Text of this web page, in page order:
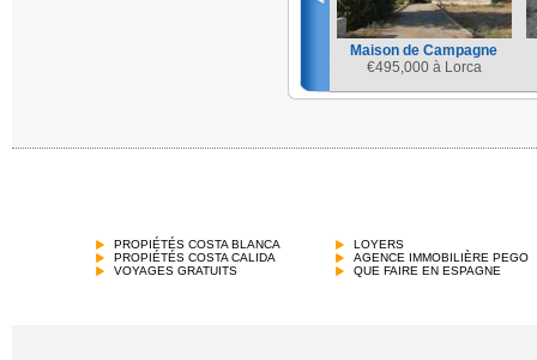
Maison de Campagne
€495,000 à Lorca
PROPIÉTÉS COSTA BLANCA
PROPIÉTÉS COSTA CALIDA
VOYAGES GRATUITS
LOYERS
AGENCE IMMOBILIÈRE PEGO
QUE FAIRE EN ESPAGNE